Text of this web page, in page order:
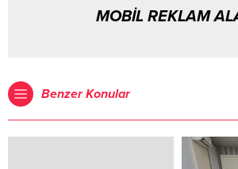
MOBİL REKLAM
Benzer Konular